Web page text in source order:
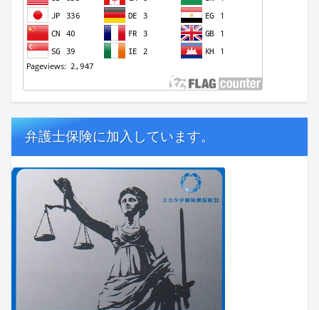
弁護士保険に加入しています。